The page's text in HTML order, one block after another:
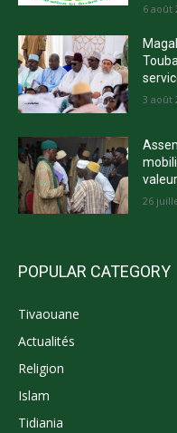
6 août
3 août
26
POPULAR CATEGORY
Tivaouane
Actualités
Religion
Islam
Tidiania